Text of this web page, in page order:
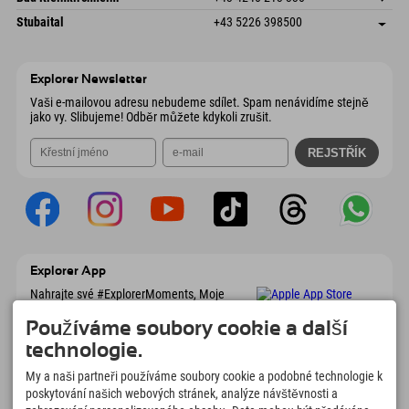
6441 Umhausen
Rakousko
Informace o příjezdu
Objednat
Dorfstraße 24
Uložit adresu
Stubaital +43 5226 398500
Explorer Newsletter
Vaši e-mailovou adresu nebudeme sdílet. Spam nenávidíme stejně
jako vy. Slibujeme! Odběr můžete kdykoli zrušit.
Explorer App
Nahrajte své #ExplorerMoments, Moje
seznamem míst, která chcete navštívit,
přehledem restaurací a mnoha dalšími
věcmi. Stáhněte si hned!
Čas na chvilky objevitelů
Používáme soubory cookie a další
technologie.
My a naši partneři používáme soubory cookie a podobné technologie k
poskytování našich webových stránek, analýze návštěvnosti a